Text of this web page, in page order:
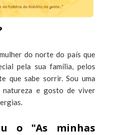
do norte do país que
pela sua família, pelos
que sabe sorrir. Sou uma
natureza e gosto de viver
o "As minhas